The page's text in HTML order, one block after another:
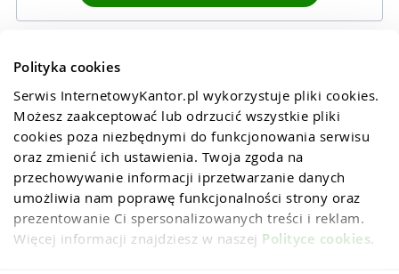
Polityka cookies
Serwis InternetowyKantor.pl wykorzystuje pliki cookies.
Możesz zaakceptować lub odrzucić wszystkie pliki
cookies poza niezbędnymi do funkcjonowania serwisu
oraz zmienić ich ustawienia. Twoja zgoda na
przechowywanie informacji iprzetwarzanie danych
umożliwia nam poprawę funkcjonalności strony oraz
prezentowanie Ci spersonalizowanych treści i reklam.
Więcej informacji znajdziesz w naszej Polityce cookies.